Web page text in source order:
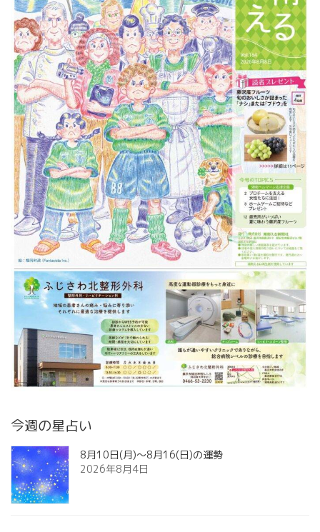
今週の星占い
8月10日(月)～8月16(日)の運勢
2026年8月4日